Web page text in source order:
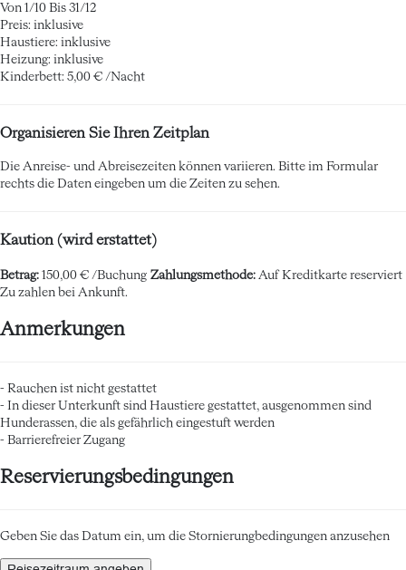
Von 1/10 Bis 31/12
Preis: inklusive
Haustiere: inklusive
Heizung: inklusive
Kinderbett: 5,00 € /Nacht
Organisieren Sie Ihren Zeitplan
Die Anreise- und Abreisezeiten können variieren. Bitte im Formular
rechts die Daten eingeben um die Zeiten zu sehen.
Kaution (wird erstattet)
Betrag: 150,00 € /Buchung Zahlungsmethode: Auf Kreditkarte reserviert
Zu zahlen bei Ankunft.
Anmerkungen
- Rauchen ist nicht gestattet
- In dieser Unterkunft sind Haustiere gestattet, ausgenommen sind
Hunderassen, die als gefährlich eingestuft werden
- Barrierefreier Zugang
Reservierungsbedingungen
Geben Sie das Datum ein, um die Stornierungbedingungen anzusehen